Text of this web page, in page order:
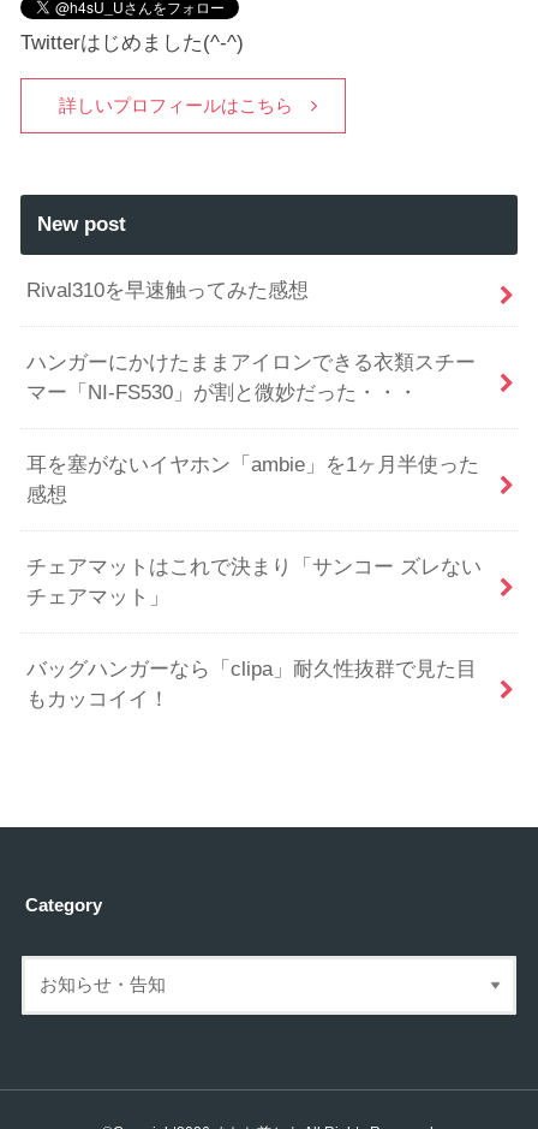
Twitterはじめました(^-^)
詳しいプロフィールはこちら
New post
Rival310を早速触ってみた感想
ハンガーにかけたままアイロンできる衣類スチー
マー「NI-FS530」が割と微妙だった・・・
耳を塞がないイヤホン「ambie」を1ヶ月半使った
感想
チェアマットはこれで決まり「サンコー ズレない
チェアマット」
バッグハンガーなら「clipa」耐久性抜群で見た目
もカッコイイ！
Category